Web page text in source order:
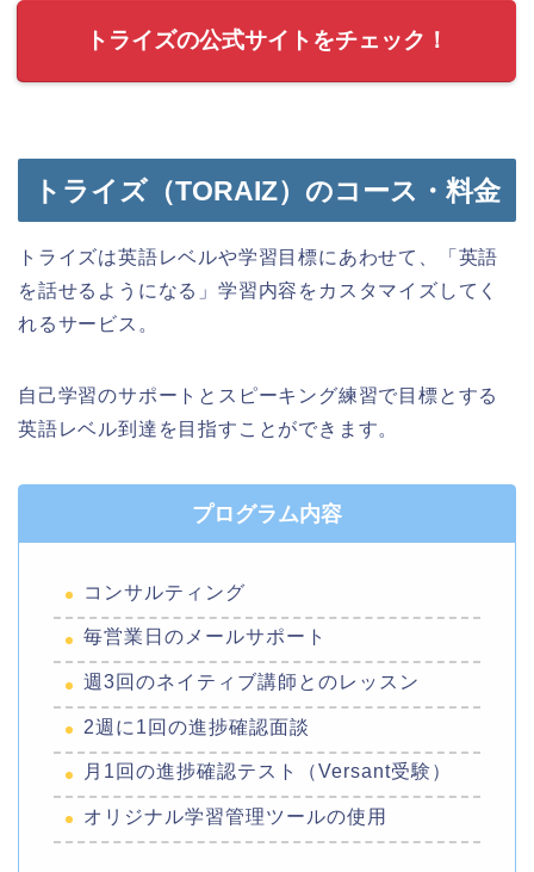
トライズの公式サイトをチェック！
トライズ（TORAIZ）のコース・料金
トライズは英語レベルや学習目標にあわせて、「英語
を話せるようになる」学習内容をカスタマイズしてく
れるサービス。
自己学習のサポートとスピーキング練習で目標とする
英語レベル到達を目指すことができます。
プログラム内容
コンサルティング
毎営業日のメールサポート
週3回のネイティブ講師とのレッスン
2週に1回の進捗確認面談
月1回の進捗確認テスト（Versant受験）
オリジナル学習管理ツールの使用